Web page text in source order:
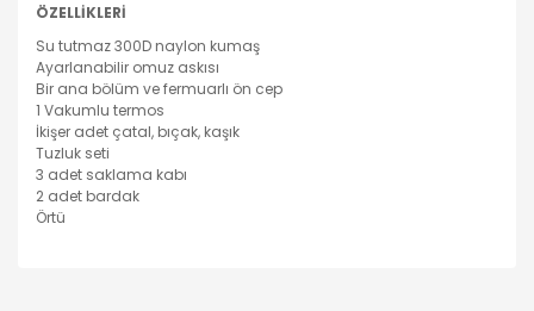
ÖZELLİKLERİ
Su tutmaz 300D naylon kumaş
Ayarlanabilir omuz askısı
Bir ana bölüm ve fermuarlı ön cep
1 Vakumlu termos
İkişer adet çatal, bıçak, kaşık
Tuzluk seti
3 adet saklama kabı
2 adet bardak
Örtü